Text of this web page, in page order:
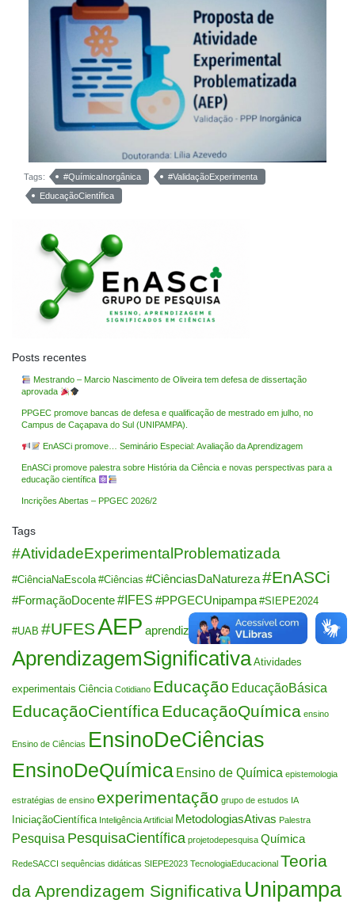
Tags: #QuímicaInorgânica
#ValidaçãoExperimenta
EducaçãoCientífica
Posts recentes
Mestrando – Marcio Nascimento de Oliveira tem defesa de dissertação
aprovada
PPGEC promove bancas de defesa e qualificação de mestrado em julho, no
Campus de Caçapava do Sul (UNIPAMPA).
EnASCi promove… Seminário Especial: Avaliação da Aprendizagem
EnASCi promove palestra sobre História da Ciência e novas perspectivas para a
educação científica
Incrições Abertas – PPGEC 2026/2
Tags
#AtividadeExperimentalProblematizada
#CiênciaNaEscola #Ciências #CiênciasDaNatureza#EnASCi
#FormaçãoDocente#IFES #PPGECUnipampa #SIEPE2024
#UAB #UFESAEP aprendizagem
AprendizagemSignificativa Atividades
experimentais Ciência Cotidiano Educação EducaçãoBásica
EducaçãoCientíficaEducaçãoQuímica ensino
Ensino de Ciências EnsinoDeCiências
EnsinoDeQuímica Ensino de Química epistemologia
estratégias de ensino experimentação grupo de estudos IA
IniciaçãoCientífica Inteligência Artificial MetodologiasAtivas Palestra
Pesquisa PesquisaCientífica projetodepesquisa Química
RedeSACCI sequências didáticas SIEPE2023 TecnologiaEducacional Teoria
da Aprendizagem Significativa Unipampa